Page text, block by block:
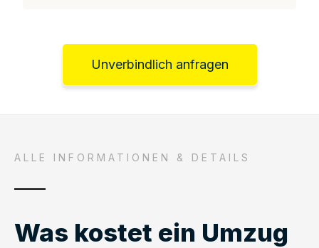
Unverbindlich anfragen
ALLE INFORMATIONEN & DETAILS
Was kostet ein Umzug